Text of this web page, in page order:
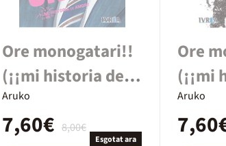
Ore monogatari!!
(¡¡mi historia de
amor!!) 10
Aruko
8,00€
7,60€ Esgotat ara
Ore
(¡¡mi
Aruko